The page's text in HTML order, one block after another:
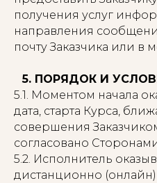
получения услуг
направления
почту Заказчика или в
5. ПОРЯДОК И
5.1. Моментом начала
дата, старта Курса,
совершения
согласовано
5.2. Исполнитель
дистанционно